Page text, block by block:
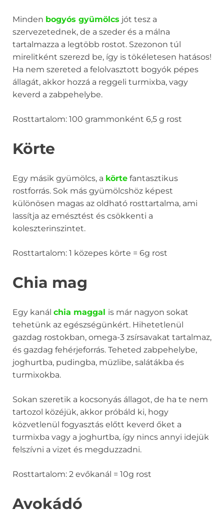
Minden bogyós gyümölcs jót tesz a
szervezetednek, de a szeder és a málna
tartalmazza a legtöbb rostot. Szezonon túl
mirelitként szerezd be, így is tökéletesen hatásos!
Ha nem szereted a felolvasztott bogyók pépes
állagát, akkor hozzá a reggeli turmixba, vagy
keverd a zabpehelybe.
Rosttartalom: 100 grammonként 6,5 g rost
Körte
Egy másik gyümölcs, a körte fantasztikus
rostforrás. Sok más gyümölcshöz képest
különösen magas az oldható rosttartalma, ami
lassítja az emésztést és csökkenti a
koleszterinszintet.
Rosttartalom: 1 közepes körte = 6g rost
Chia mag
Egy kanál chia maggal is már nagyon sokat
tehetünk az egészségünkért. Hihetetlenül
gazdag rostokban, omega-3 zsírsavakat tartalmaz,
és gazdag fehérjeforrás. Teheted zabpehelybe,
joghurtba, pudingba, müzlibe, salátákba és
turmixokba.
Sokan szeretik a kocsonyás állagot, de ha te nem
tartozol közéjük, akkor próbáld ki, hogy
közvetlenül fogyasztás előtt keverd őket a
turmixba vagy a joghurtba, így nincs annyi idejük
felszívni a vizet és megduzzadni.
Rosttartalom: 2 evőkanál = 10g rost
Avokádó